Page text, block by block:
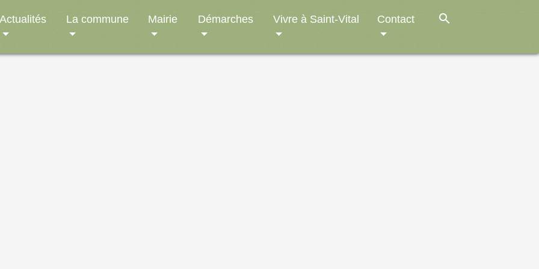
Actualités La commune Mairie Démarches Vivre à Saint-Vital Contact search